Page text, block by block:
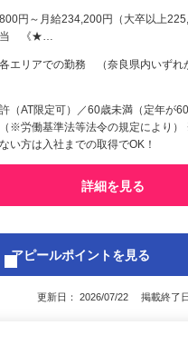
円～月給234,200円（大卒以上
当 《★…
エリアでの勤務 （奈良県内いずれ
（AT限定可）／60歳未満（定年が
※労働基準法等法令の規定により
い方は入社までの取得でOK！
詳細を見る
アピールポイントを見る
更新日： 2026/07/22 掲載終了